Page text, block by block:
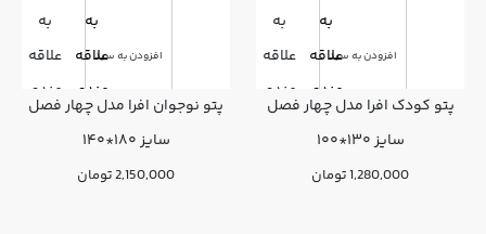
افزودن به سبد
به
علاقه
مندی
به
علاقه
مندی
پتو کودک افرا مدل چهار فصل
سایز ۱۳۰*۱۰۰
1,280,000تومان
افزودن به سبد
به
علاقه
مندی
به
علاقه
مندی
پتو نوجوان افرا مدل چهار فصل
سایز ۱۸۰*۱۴۰
2,150,000تومان